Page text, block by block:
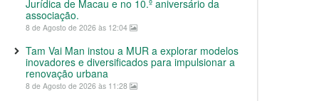
Jurídica de Macau e no 10.º aniversário da
associação.
8 de Agosto de 2026 às 12:04
Tam Vai Man instou a MUR a explorar modelos
inovadores e diversificados para impulsionar a
renovação urbana
8 de Agosto de 2026 às 11:28